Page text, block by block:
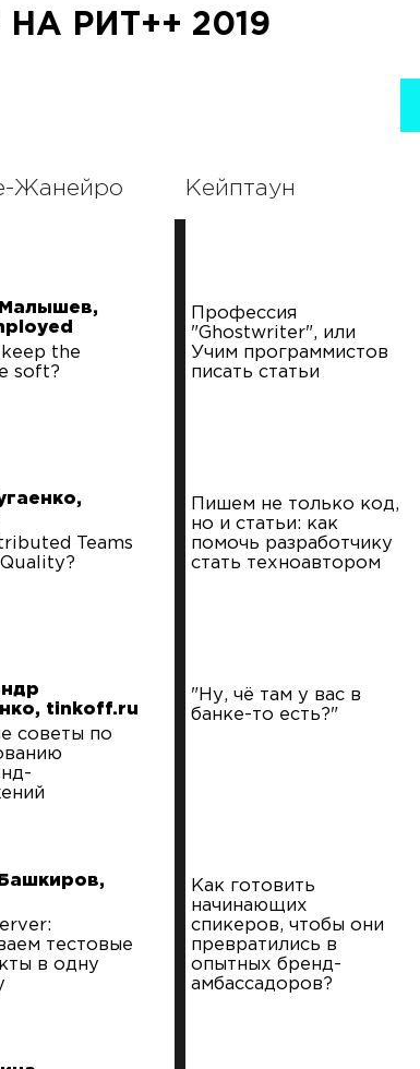
РИТ++ 2019
Жанейро Кейптаун
the
soft?
Teams
tinkoff.ru
советы по
тестовые
в одну
Профессия
"Ghostwriter", или
Учим программистов
писать статьи
Пишем не только код,
но и статьи: как
помочь разработчику
стать техноавтором
"Ну, чё там у вас в
банке-то есть?"
Как готовить
начинающих
спикеров, чтобы они
превратились в
опытных бренд-
амбассадоров?